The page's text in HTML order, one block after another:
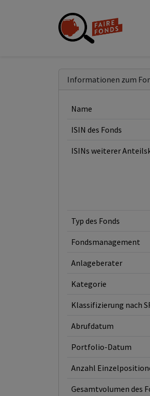
Informationen zum
Name
ISIN des Fonds
ISINs weiterer
Typ des Fonds
Fondsmanagement
Anlageberater
Kategorie
Klassifizierung nach
Abrufdatum
Portfolio-Datum
Anzahl
Gesamtvolumen des